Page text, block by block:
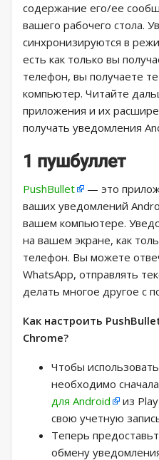
содержание его/ее
вашего рабочего стола.
синхронизируются в
есть как только вы
телефон, вы получаете
компьютер. Читайте
приложения и их
получать уведомления
1 пушбуллет
PushBullet
— это
ваших уведомлений
вашем компьютере.
на вашем экране, как
телефон. Вы можете
WhatsApp, отправлять
делать многое другое с
Как настроить
Chrome?
Чтобы
необходимо сначала
для Android
из
свою учетную
Теперь
обмену